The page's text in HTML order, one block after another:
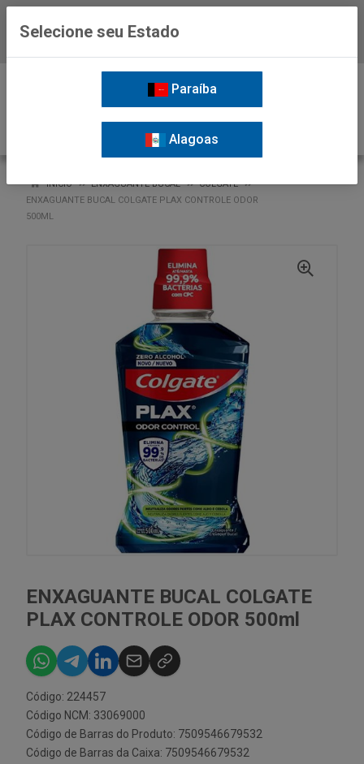
INÍCIO ENXAGUANTE BUCAL
COLGATE
ENXAGUANTE BUCAL COLGATE PLAX CONTROLE ODOR
500ML
ENXAGUANTE BUCAL COLGATE
PLAX CONTROLE ODOR 500ml
Código: 224457
Código NCM: 33069000
Código de Barras do Produto: 7509546679532
Código de Barras da Caixa: 7509546679532
Selecione seu Estado
Paraíba
Alagoas